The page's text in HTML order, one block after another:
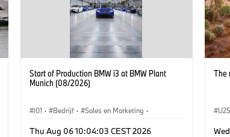
Start of Production BMW i3 at BMW Plant
Munich (08/2026)
I01 · Bedrijf · Sales en Marketing ·
Thu Aug 06 10:04:03 CEST 2026
The
U25